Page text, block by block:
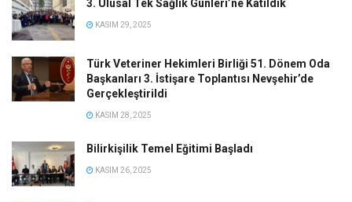
3. Ulusal Tek Sağlık Günleri’ne Katıldık
KASIM 29, 2025
Türk Veteriner Hekimleri Birliği 51. Dönem Oda
Başkanları 3. İstişare Toplantısı Nevşehir’de
Gerçekleştirildi
KASIM 28, 2025
Bilirkişilik Temel Eğitimi Başladı
KASIM 26, 2025